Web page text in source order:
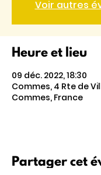
Voir autres
Heure et lieu
09 déc. 2022, 18:30
Commes, 4 Rte de
Commes, France
Partager cet